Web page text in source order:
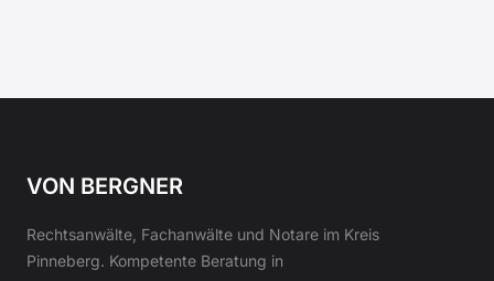
VON BERGNER
Rechtsanwälte, Fachanwälte und Notare im Kreis
Pinneberg. Kompetente Beratung in